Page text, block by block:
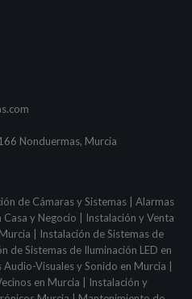
Nonduermas, Murcia
de Cámaras y Sistemas| Alarmas
Casa y Negocio | Instalación y Venta
| Instalación de Sistemas de
de Sistemas de Iluminación LED en
Audio-Visuales y Sonido en Murcia |
en Murcia | Instalación y